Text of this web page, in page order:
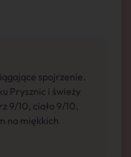
spojrzenie.
Prysznic i świeży
9/10, ciało 9/10,
na miękkich